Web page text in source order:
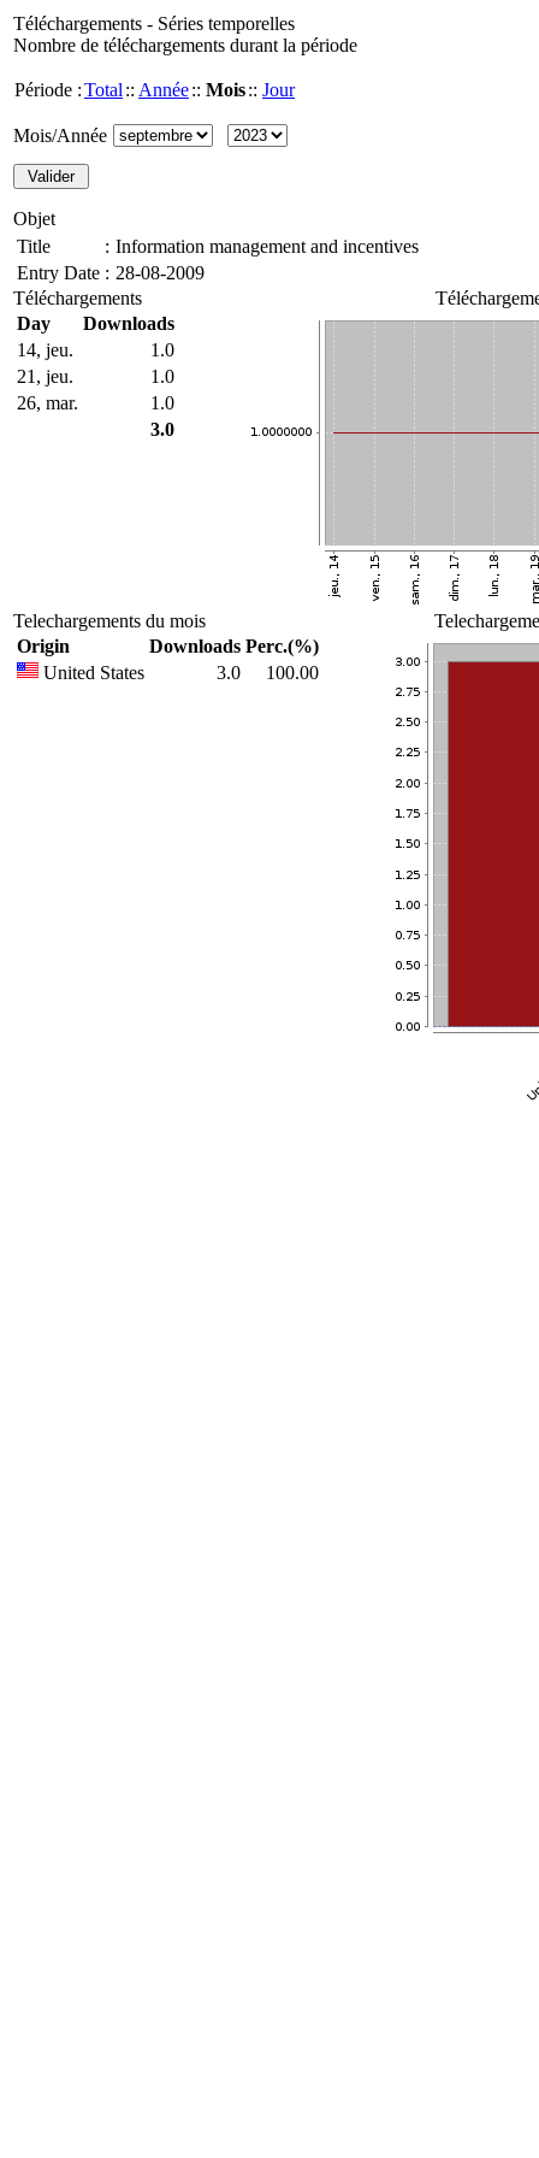
Téléchargements - Séries temporelles
Nombre de téléchargements durant la période
Période :Total :: Année:: Mois:: Jour
Mois/Année
Objet
Title
: Information management and incentives
Entry Date : 28-08-2009
Téléchargements
Day
Downloads
14, jeu.
1.0
21, jeu.
1.0
26, mar.
1.0
3.0
Telechargements du mois
Origin
Downloads Perc.(%)
United States
3.0 100.00